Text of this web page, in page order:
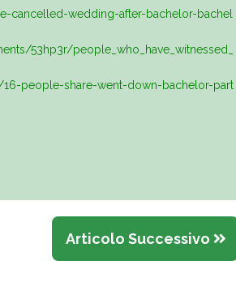
cancelled-wedding-after-bachelor-bachel
53hp3r/people_who_have_witnessed_
people-share-went-down-bachelor-part
Articolo Successivo